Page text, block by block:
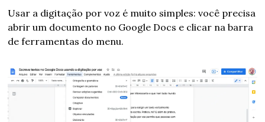
Usar a digitação por voz é muito simples: você precisa
abrir um documento no Google Docs e clicar na barra
de ferramentas do menu.